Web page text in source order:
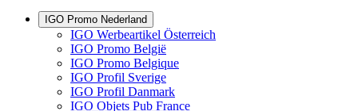
IGO Promo Nederland
IGO Werbeartikel Österreich
IGO Promo België
IGO Promo Belgique
IGO Profil Sverige
IGO Profil Danmark
IGO Objets Pub France